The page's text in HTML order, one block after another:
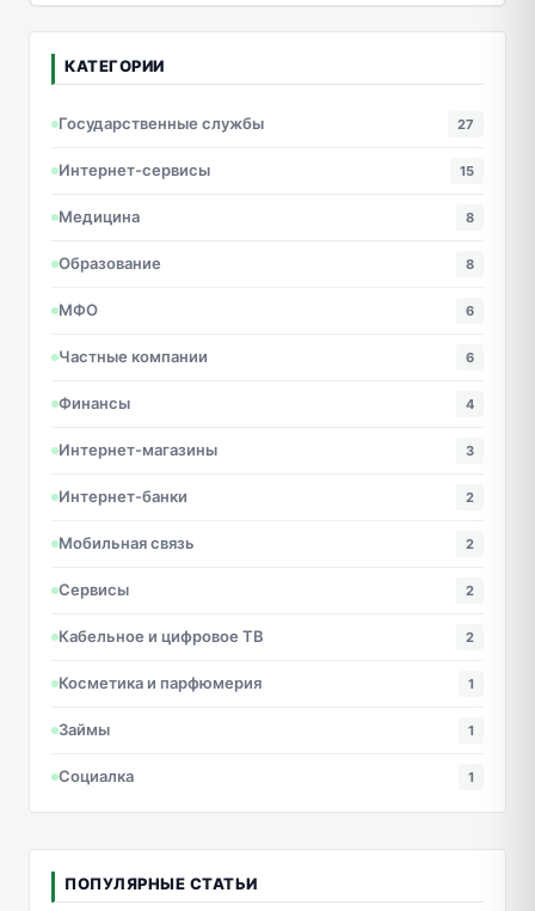
КАТЕГОРИИ
Государственные службы 27
Интернет-сервисы 15
Медицина 8
Образование 8
МФО 6
Частные компании 6
Финансы 4
Интернет-магазины 3
Интернет-банки 2
Мобильная связь 2
Сервисы 2
Кабельное и цифровое ТВ 2
Косметика и парфюмерия 1
Займы 1
Социалка 1
ПОПУЛЯРНЫЕ СТАТЬИ